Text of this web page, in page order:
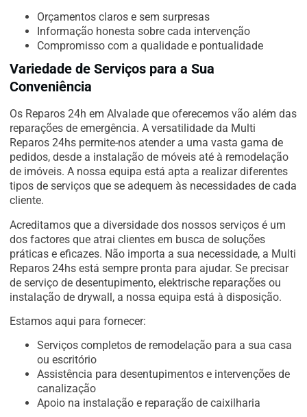
Orçamentos claros e sem surpresas
Informação honesta sobre cada intervenção
Compromisso com a qualidade e pontualidade
Variedade de Serviços para a Sua
Conveniência
Os Reparos 24h em Alvalade que oferecemos vão além das
reparações de emergência. A versatilidade da Multi
Reparos 24hs permite-nos atender a uma vasta gama de
pedidos, desde a instalação de móveis até à remodelação
de imóveis. A nossa equipa está apta a realizar diferentes
tipos de serviços que se adequem às necessidades de cada
cliente.
Acreditamos que a diversidade dos nossos serviços é um
dos factores que atrai clientes em busca de soluções
práticas e eficazes. Não importa a sua necessidade, a Multi
Reparos 24hs está sempre pronta para ajudar. Se precisar
de serviço de desentupimento, elektrische reparações ou
instalação de drywall, a nossa equipa está à disposição.
Estamos aqui para fornecer:
Serviços completos de remodelação para a sua casa
ou escritório
Assistência para desentupimentos e intervenções de
canalização
Apoio na instalação e reparação de caixilharia